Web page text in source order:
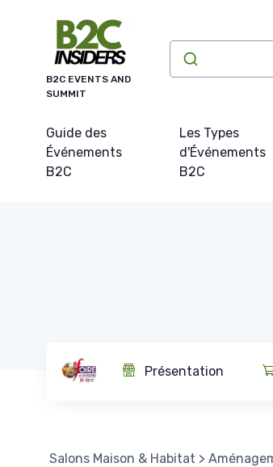
B2C EVENTS AND
SUMMIT
Guide des
Événements
B2C
Les Types
d'Événements
B2C
Présentation
Salons Maison & Habitat >